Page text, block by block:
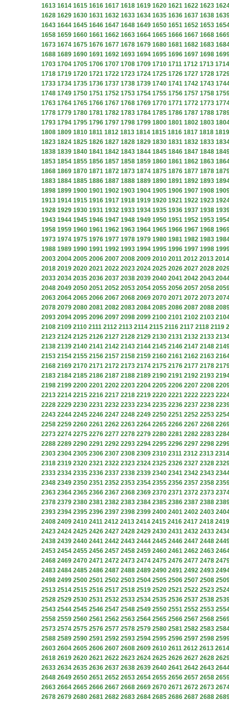
1613 1614 1615 1616 1617 1618 1619 1620 1621 1622 1623
1628 1629 1630 1631 1632 1633 1634 1635 1636 1637 1638
1643 1644 1645 1646 1647 1648 1649 1650 1651 1652 1653
1658 1659 1660 1661 1662 1663 1664 1665 1666 1667 1668
1673 1674 1675 1676 1677 1678 1679 1680 1681 1682 1683
1688 1689 1690 1691 1692 1693 1694 1695 1696 1697 1698
1703 1704 1705 1706 1707 1708 1709 1710 1711 1712 1713 1714
1718 1719 1720 1721 1722 1723 1724 1725 1726 1727 1728
1733 1734 1735 1736 1737 1738 1739 1740 1741 1742 1743
1748 1749 1750 1751 1752 1753 1754 1755 1756 1757 1758
1763 1764 1765 1766 1767 1768 1769 1770 1771 1772 1773
1778 1779 1780 1781 1782 1783 1784 1785 1786 1787 1788
1793 1794 1795 1796 1797 1798 1799 1800 1801 1802 1803
1808 1809 1810 1811 1812 1813 1814 1815 1816 1817 1818 1819
1823 1824 1825 1826 1827 1828 1829 1830 1831 1832 1833
1838 1839 1840 1841 1842 1843 1844 1845 1846 1847 1848
1853 1854 1855 1856 1857 1858 1859 1860 1861 1862 1863
1868 1869 1870 1871 1872 1873 1874 1875 1876 1877 1878
1883 1884 1885 1886 1887 1888 1889 1890 1891 1892 1893
1898 1899 1900 1901 1902 1903 1904 1905 1906 1907 1908
1913 1914 1915 1916 1917 1918 1919 1920 1921 1922 1923
1928 1929 1930 1931 1932 1933 1934 1935 1936 1937 1938
1943 1944 1945 1946 1947 1948 1949 1950 1951 1952 1953
1958 1959 1960 1961 1962 1963 1964 1965 1966 1967 1968
1973 1974 1975 1976 1977 1978 1979 1980 1981 1982 1983
1988 1989 1990 1991 1992 1993 1994 1995 1996 1997 1998
2003 2004 2005 2006 2007 2008 2009 2010 2011 2012 2013 2014
2018 2019 2020 2021 2022 2023 2024 2025 2026 2027 2028
2033 2034 2035 2036 2037 2038 2039 2040 2041 2042 2043
2048 2049 2050 2051 2052 2053 2054 2055 2056 2057 2058
2063 2064 2065 2066 2067 2068 2069 2070 2071 2072 2073
2078 2079 2080 2081 2082 2083 2084 2085 2086 2087 2088
2093 2094 2095 2096 2097 2098 2099 2100 2101 2102 2103
2108 2109 2110 2111 2112 2113 2114 2115 2116 2117 2118 2119
2123 2124 2125 2126 2127 2128 2129 2130 2131 2132 2133
2138 2139 2140 2141 2142 2143 2144 2145 2146 2147 2148
2153 2154 2155 2156 2157 2158 2159 2160 2161 2162 2163
2168 2169 2170 2171 2172 2173 2174 2175 2176 2177 2178
2183 2184 2185 2186 2187 2188 2189 2190 2191 2192 2193
2198 2199 2200 2201 2202 2203 2204 2205 2206 2207 2208
2213 2214 2215 2216 2217 2218 2219 2220 2221 2222 2223
2228 2229 2230 2231 2232 2233 2234 2235 2236 2237 2238
2243 2244 2245 2246 2247 2248 2249 2250 2251 2252 2253
2258 2259 2260 2261 2262 2263 2264 2265 2266 2267 2268
2273 2274 2275 2276 2277 2278 2279 2280 2281 2282 2283
2288 2289 2290 2291 2292 2293 2294 2295 2296 2297 2298
2303 2304 2305 2306 2307 2308 2309 2310 2311 2312 2313 2314
2318 2319 2320 2321 2322 2323 2324 2325 2326 2327 2328
2333 2334 2335 2336 2337 2338 2339 2340 2341 2342 2343
2348 2349 2350 2351 2352 2353 2354 2355 2356 2357 2358
2363 2364 2365 2366 2367 2368 2369 2370 2371 2372 2373
2378 2379 2380 2381 2382 2383 2384 2385 2386 2387 2388
2393 2394 2395 2396 2397 2398 2399 2400 2401 2402 2403
2408 2409 2410 2411 2412 2413 2414 2415 2416 2417 2418 2419
2423 2424 2425 2426 2427 2428 2429 2430 2431 2432 2433
2438 2439 2440 2441 2442 2443 2444 2445 2446 2447 2448
2453 2454 2455 2456 2457 2458 2459 2460 2461 2462 2463
2468 2469 2470 2471 2472 2473 2474 2475 2476 2477 2478
2483 2484 2485 2486 2487 2488 2489 2490 2491 2492 2493
2498 2499 2500 2501 2502 2503 2504 2505 2506 2507 2508
2513 2514 2515 2516 2517 2518 2519 2520 2521 2522 2523
2528 2529 2530 2531 2532 2533 2534 2535 2536 2537 2538
2543 2544 2545 2546 2547 2548 2549 2550 2551 2552 2553
2558 2559 2560 2561 2562 2563 2564 2565 2566 2567 2568
2573 2574 2575 2576 2577 2578 2579 2580 2581 2582 2583
2588 2589 2590 2591 2592 2593 2594 2595 2596 2597 2598
2603 2604 2605 2606 2607 2608 2609 2610 2611 2612 2613 2614
2618 2619 2620 2621 2622 2623 2624 2625 2626 2627 2628
2633 2634 2635 2636 2637 2638 2639 2640 2641 2642 2643
2648 2649 2650 2651 2652 2653 2654 2655 2656 2657 2658
2663 2664 2665 2666 2667 2668 2669 2670 2671 2672 2673
2678 2679 2680 2681 2682 2683 2684 2685 2686 2687 2688